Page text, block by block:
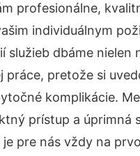
profesionálne,
individuálnym
služieb dbáme nielen
pretože si
komplikácie.
prístup a úprimná
pre nás vždy na